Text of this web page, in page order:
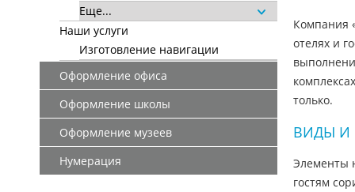
Еще...
Наши услуги
Изготовление навигации
Оформление офиса
Оформление школы
Оформление музеев
Нумерация
Компания
отелях и
только.
ВИДЫ И
Элементы
гостям